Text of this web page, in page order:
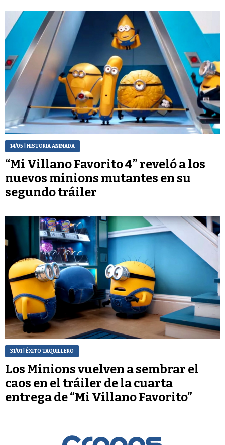
14/05 | HISTORIA ANIMADA
“Mi Villano Favorito 4” reveló a los
nuevos minions mutantes en su
segundo tráiler
31/01| ÉXITO TAQUILLERO
Los Minions vuelven a sembrar el
caos en el tráiler de la cuarta
entrega de “Mi Villano Favorito”